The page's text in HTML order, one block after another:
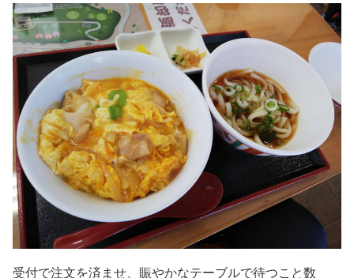
受付で注文を済ませ、賑やかなテーブルで待つこと数